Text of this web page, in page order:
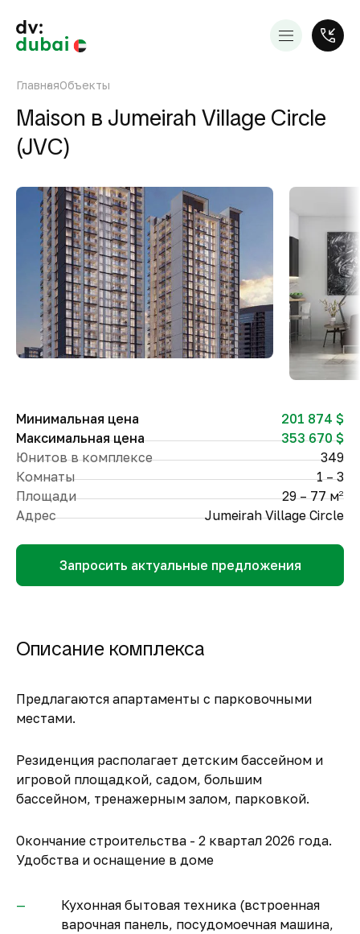
ГлавнаяОбъекты
Maison в Jumeirah Village Circle
(JVC)
Минимальная цена
201 874 $
Максимальная цена
353 670 $
Юнитов в комплексе
349
Комнаты
1 – 3
Площади
29 – 77 м2
Адрес Jumeirah Village Circle
Запросить актуальные предложения
Описание комплекса
Предлагаются апартаменты с парковочными
местами.
Резиденция располагает детским бассейном и
игровой площадкой, садом, большим
бассейном, тренажерным залом, парковкой.
Окончание строительства - 2 квартал 2026 года.
Удобства и оснащение в доме
Кухонная бытовая техника (встроенная
варочная панель, посудомоечная машина,